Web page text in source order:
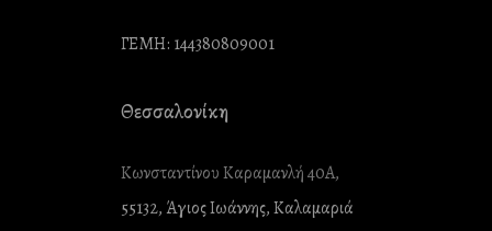
ΓΕΜΗ: 144380809001
Θεσσαλονίκη
Κωνσταντίνου Καραμανλή 40Α,
55132, Άγιος Ιωάννης, Καλαμαριά